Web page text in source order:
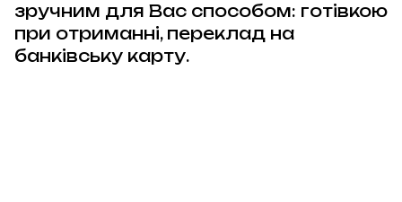
зручним для Вас способом: готівкою
при отриманні, переклад на
банківську карту.